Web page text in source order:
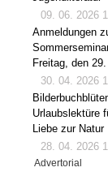
09. 06. 2026
Anmeldungen
Freitag, den
30. 04. 2026
Urlaubslektüre
Liebe zur Natur
28. 04. 2026
Advertorial